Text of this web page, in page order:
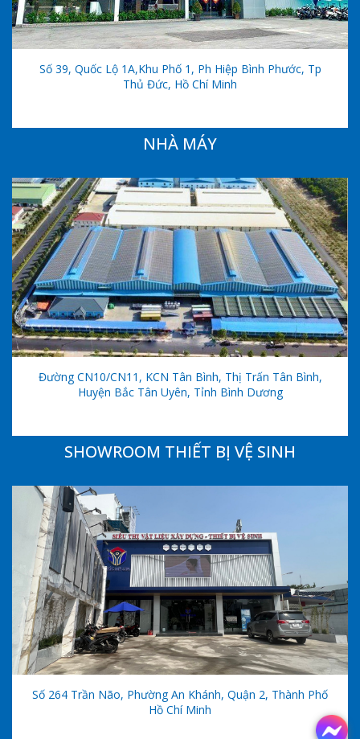
Số 39, Quốc Lộ 1A,khu Phố 1, Ph Hiệp Bình Phước, Tp
Thủ Đức, Hồ Chí Minh
NHÀ MÁY
Đường CN10/CN11, KCN Tân Bình, Thị Trấn Tân Bình,
Huyện Bắc Tân Uyên, Tỉnh Bình Dương
SHOWROOM THIẾT BỊ VỆ SINH
Số 264 Trần Não, Phường An Khánh, Quận 2, Thành Phố
Hồ Chí Minh